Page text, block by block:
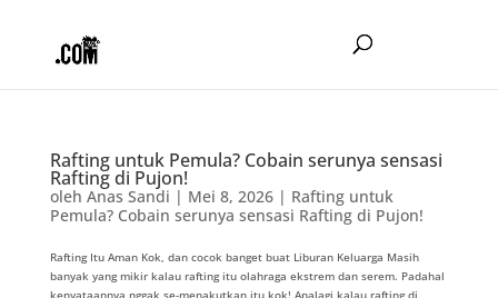
Rafting untuk Pemula? Cobain serunya sensasi
Rafting di Pujon!
oleh Anas Sandi | Mei 8, 2026| Rafting untuk
Pemula? Cobain serunya sensasi Rafting di Pujon!
Rafting Itu Aman Kok, dan cocok banget buat Liburan Keluarga Masih
banyak yang mikir kalau rafting itu olahraga ekstrem dan serem. Padahal
kenyataannya nggak se-menakutkan itu kok! Apalagi kalau rafting di